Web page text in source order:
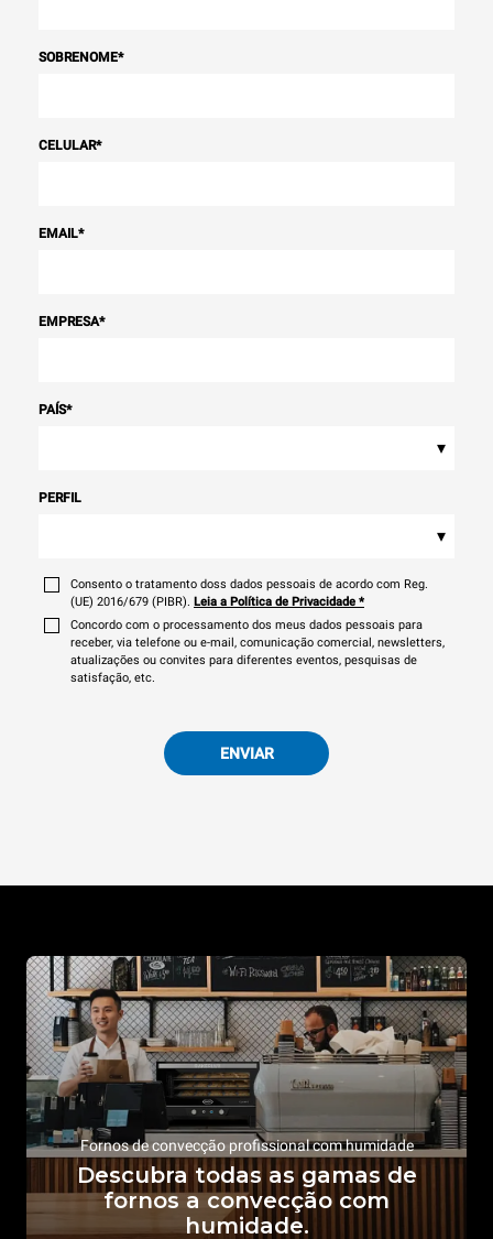
SOBRENOME*
CELULAR*
EMAIL*
EMPRESA*
PAÍS*
▾
PERFIL
▾
Consento o tratamento doss dados pessoais de acordo com Reg.
(UE) 2016/679 (PIBR). Leia a Política de Privacidade *
Concordo com o processamento dos meus dados pessoais para
receber, via telefone ou e-mail, comunicação comercial, newsletters,
atualizações ou convites para diferentes eventos, pesquisas de
satisfação, etc.
ENVIAR
Fornos de convecção profissional com humidade
Descubra todas as gamas de
fornos a convecção com
humidade.